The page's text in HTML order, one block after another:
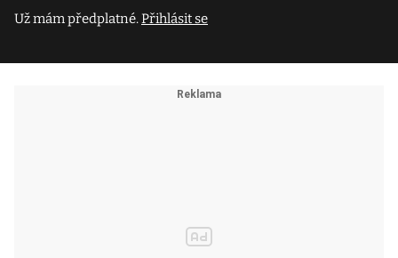
Už mám předplatné.Přihlásit se